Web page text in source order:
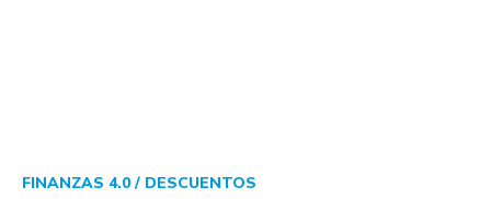
FINANZAS 4.0 / DESCUENTOS